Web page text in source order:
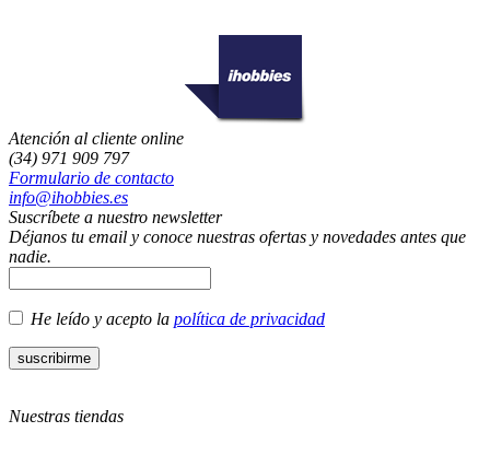
Atención al cliente online
(34) 971 909 797
Formulario de contacto
info@ihobbies.es
Suscríbete a nuestro newsletter
Déjanos tu email y conoce nuestras ofertas y novedades antes que
nadie.
He leído y acepto la política de privacidad
Nuestras tiendas